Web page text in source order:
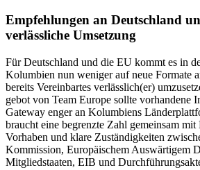
Empfehlungen an Deutschland
verlässliche Umsetzung
Für Deutschland und die EU kommt es in
Kolumbien nun weniger auf neue Formate
bereits Vereinbartes ver­lässlich(er)
gebot von Team Europe sollte vorhandene
Gateway enger an Kolumbiens
braucht eine begrenzte Zahl gemeinsam
Vorhaben und klare Zustän­digkeiten
Kommission, Europäischem Auswärtigem
Mitgliedstaaten, EIB und